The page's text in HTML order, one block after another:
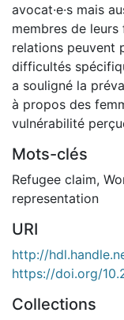
avocat·e·s mais
membres de
relations peuvent
difficultés
a souligné la
à propos des
vulnérabilité
Mots-clés
Refugee claim,
representation
URI
http://
https://doi.org/
Collections